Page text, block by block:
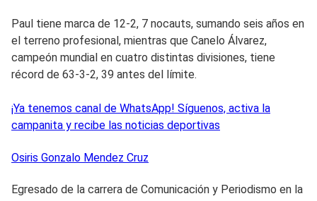
Paul tiene marca de 12-2, 7 nocauts, sumando seis años en
el terreno profesional, mientras que Canelo Álvarez,
campeón mundial en cuatro distintas divisiones, tiene
récord de 63-3-2, 39 antes del límite.
¡Ya tenemos canal de WhatsApp! Síguenos, activa la
campanita y recibe las noticias deportivas
Osiris Gonzalo Mendez Cruz
Egresado de la carrera de Comunicación y Periodismo en la